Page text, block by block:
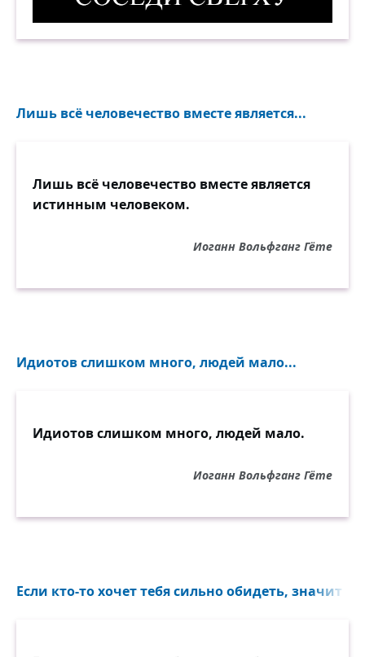
Соседи сверху. Демотиватор
Лишь всё человечество вместе является...
Лишь всё человечество вместе является
истинным человеком.
Иоганн Вольфганг Гёте
Идиотов слишком много, людей мало...
Идиотов слишком много, людей мало.
Иоганн Вольфганг Гёте
Если кто-то хочет тебя сильно обидеть, значит